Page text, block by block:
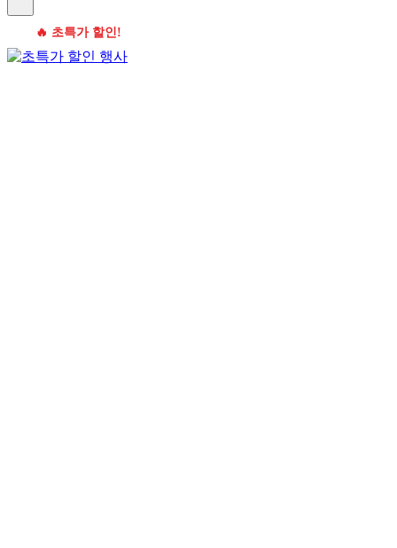
🔥 초특가 할인!